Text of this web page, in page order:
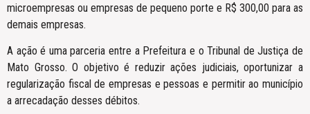
microempresas ou empresas de pequeno porte e R$ 300,00 para as
demais empresas.
A ação é uma parceria entre a Prefeitura e o Tribunal de Justiça de
Mato Grosso. O objetivo é reduzir ações judiciais, oportunizar a
regularização fiscal de empresas e pessoas e permitir ao município
a arrecadação desses débitos.